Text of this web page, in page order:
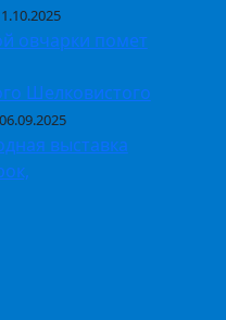
овчарки помет
Шелковистого
06.09.2025
выставка